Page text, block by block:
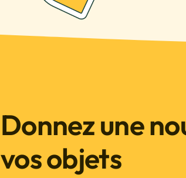
Donnez une
vos objets